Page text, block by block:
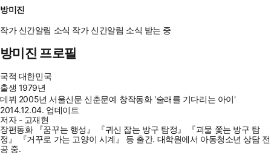
으
로
이
동
방미진
작가 신간알림 소식 작가 신간알림 소식 받는 중
방미진 프로필
국적 대한민국
출생 1979년
데뷔 2005년 서울신문 신춘문예 창작동화 '술래를 기다리는 아이'
2014.12.04. 업데이트
저자 - 고재현
장편동화 『꿈꾸는 행성』 『귀신 잡는 방구 탐정』 『괴물 쫓는 방구 탐
정』 『거꾸로 가는 고양이 시계』 등 출간. 대학원에서 아동청소년 상담 전
공 중.